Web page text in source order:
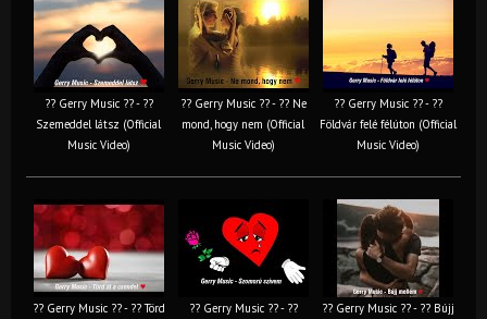
?? Gerry Music ?? - ??
Szemeddel látsz (Official
Music Video)
?? Gerry Music ?? - ?? Ne
mond, hogy nem (Official
Music Video)
?? Gerry Music ?? - ??
Földvár felé félúton (Official
Music Video)
?? Gerry Music ?? - ?? Törd
?? Gerry Music ?? - ??
?? Gerry Music ?? - ?? Bújj